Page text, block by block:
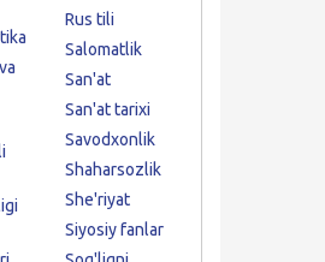
Rus tili
Salomatlik
San'at
San'at tarixi
Savodxonlik
Shaharsozlik
She'riyat
Siyosiy fanlar